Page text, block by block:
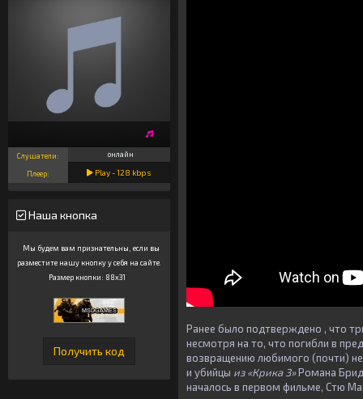
Слушатели: онлайн
Плеер: Play -128 kbps
Наша кнопка
Мы будем вам признательны, если вы
разместите нашу кнопку у себя на сайте.
Размер кнопки: 88x31
Ранее было подтверждено , что
несмотря на то, что погибли в
возвращению любимого (почти)
и убийцы из «Крика 3»Романа
началось в первом фильме, Стю